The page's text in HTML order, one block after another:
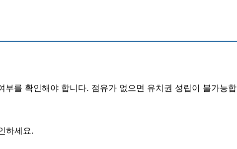
부를 확인해야 합니다. 점유가 없으면 유치권 성립이 불가능합
하세요.